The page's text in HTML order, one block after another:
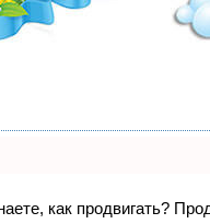
как продвигать?